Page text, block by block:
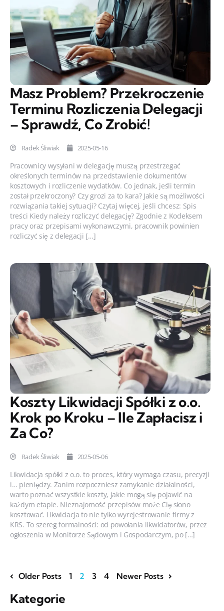
Masz Problem? Przekroczenie
Terminu Rozliczenia Delegacji
– Sprawdź, Co Zrobić!
Radek Śliwiak 2025-05-16
Pracownicy wysyłani w delegację muszą przestrzegać
określonych terminów na przedstawienie dokumentów
kosztowych i rozliczenie wydatków. Co jednak, jeśli termin
został przekroczony? Czy grozi za to kara? Jakie są możliwości
rozwiązania takiej sytuacji? Czytaj więcej, jeśli chcesz: Spis
treści Kiedy należy rozliczyć delegację? Zgodnie z Kodeksem
pracy oraz przepisami wykonawczymi, pracownik powinien
rozliczyć się z delegacji […]
Koszty Likwidacji Spółki z o.o.
Krok po Kroku – Ile Zapłacisz i
Za Co?
Radek Śliwiak 2025-05-06
Likwidacja spółki z o.o. to proces, który wymaga czasu, precyzji
i… pieniędzy. Zanim rozpoczniesz zamykanie działalności,
warto poznać wszystkie koszty, jakie mogą się pojawić na
każdym etapie. Nieznajomość przepisów może Cię słono
kosztować. Likwidacja to nie tylko wyrejestrowanie firmy z
KRS. To szereg formalności: od powołania likwidatorów, przez
ogłoszenia w Monitorze Sądowym i Gospodarczym, po […]
Older Posts 1 2 3 4 Newer Posts
Kategorie